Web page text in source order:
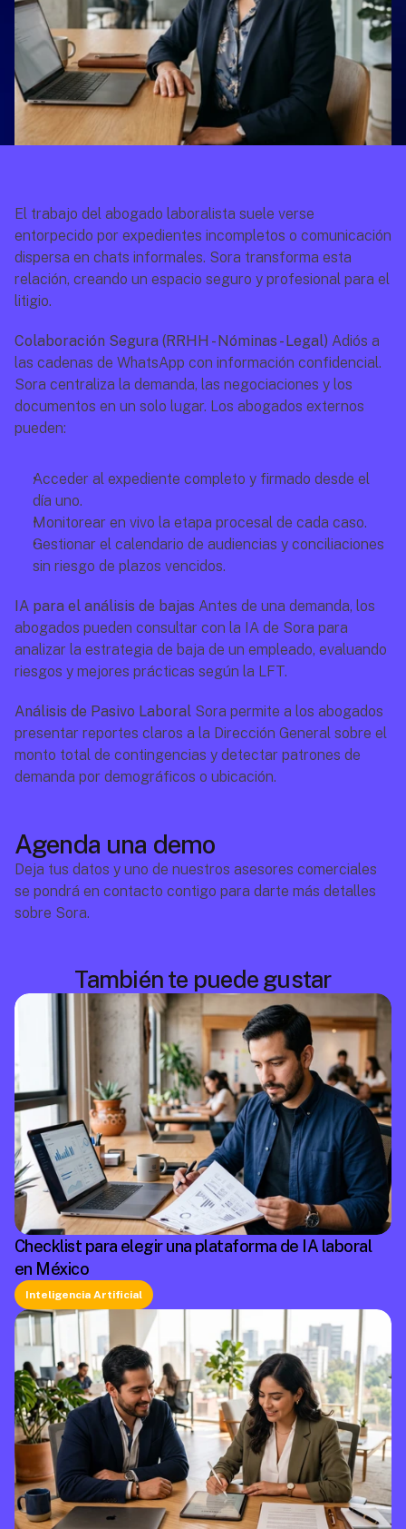
El trabajo del abogado laboralista suele verse
entorpecido por expedientes incompletos o comunicación
dispersa en chats informales. Sora transforma esta
relación, creando un espacio seguro y profesional para el
litigio.
Colaboración Segura (RRHH - Nóminas - Legal) Adiós a
las cadenas de WhatsApp con información confidencial.
Sora centraliza la demanda, las negociaciones y los
documentos en un solo lugar. Los abogados externos
pueden:
Acceder al expediente completo y firmado desde el
día uno.
Monitorear en vivo la etapa procesal de cada caso.
Gestionar el calendario de audiencias y conciliaciones
sin riesgo de plazos vencidos.
IA para el análisis de bajas Antes de una demanda, los
abogados pueden consultar con la IA de Sora para
analizar la estrategia de baja de un empleado, evaluando
riesgos y mejores prácticas según la LFT.
Análisis de Pasivo Laboral Sora permite a los abogados
presentar reportes claros a la Dirección General sobre el
monto total de contingencias y detectar patrones de
demanda por demográficos o ubicación.
Agenda una demo
Deja tus datos y uno de nuestros asesores comerciales
se pondrá en contacto contigo para darte más detalles
sobre Sora.
También te puede gustar
Checklist para elegir una plataforma de IA laboral
en México
Inteligencia Artificial